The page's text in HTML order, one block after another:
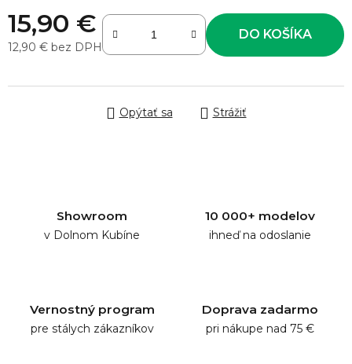
15,90 €
12,90 € bez DPH
DO KOŠÍKA
Opýtať sa Strážiť
Showroom
v Dolnom Kubíne
10 000+ modelov
ihneď na odoslanie
Vernostný program
pre stálych zákazníkov
Doprava zadarmo
pri nákupe nad 75 €